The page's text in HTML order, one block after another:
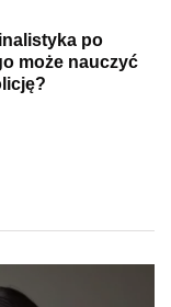
po
może nauczyć